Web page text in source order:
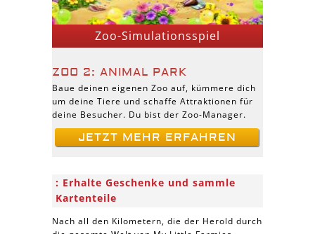
Zoo-Simulationsspiel
ZOO 2: ANIMAL PARK
Baue deinen eigenen Zoo auf, kümmere dich
um deine Tiere und schaffe Attraktionen für
deine Besucher. Du bist der Zoo-Manager.
JETZT MEHR ERFAHREN
Erhalte Geschenke und sammle
Kartenteile
Nach all den Kilometern, die der Herold durch